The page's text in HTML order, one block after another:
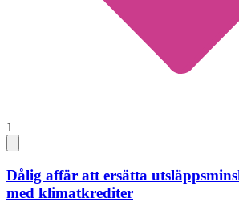
1
Dålig affär att ersätta
med klimatkrediter